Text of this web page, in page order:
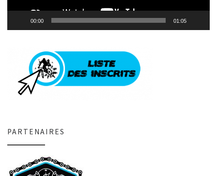
00:00 01:05
PARTENAIRES